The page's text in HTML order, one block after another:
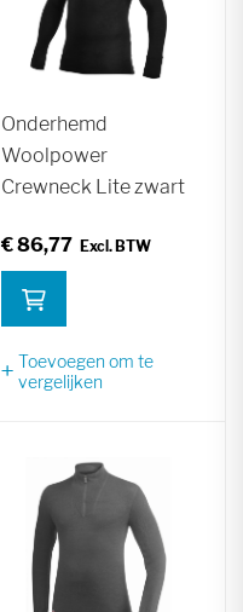
Onderhemd
Woolpower
Crewneck Lite zwart
€ 86,77
Toevoegen om te
vergelijken